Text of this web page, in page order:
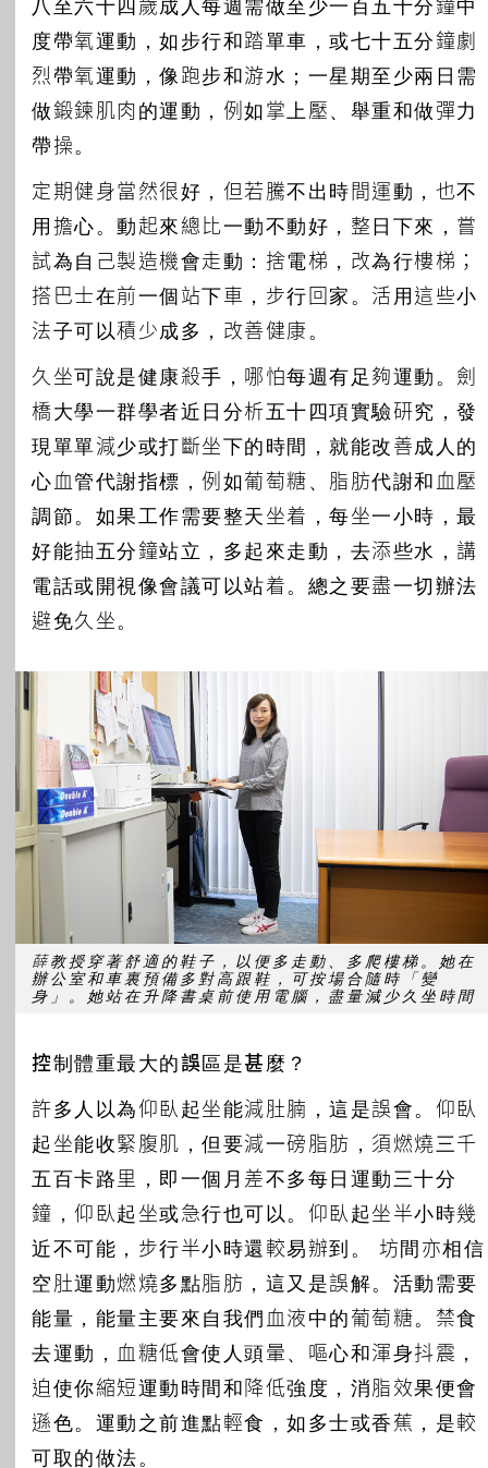
八至六十四歲成人每週需做至少一百五十分鐘中
度帶氧運動，如步行和踏單車，或七十五分鐘劇
烈帶氧運動，像跑步和游水；一星期至少兩日需
做鍛鍊肌肉的運動，例如掌上壓、舉重和做彈力
帶操。
定期健身當然很好，但若騰不出時間運動，也不
用擔心。動起來總比一動不動好，整日下來，嘗
試為自己製造機會走動：捨電梯，改為行樓梯；
搭巴士在前一個站下車，步行回家。活用這些小
法子可以積少成多，改善健康。
久坐可說是健康殺手，哪怕每週有足夠運動。劍
橋大學一群學者近日分析五十四項實驗研究，發
現單單減少或打斷坐下的時間，就能改善成人的
心血管代謝指標，例如葡萄糖、脂肪代謝和血壓
調節。如果工作需要整天坐着，每坐一小時，最
好能抽五分鐘站立，多起來走動，去添些水，講
電話或開視像會議可以站着。總之要盡一切辦法
避免久坐。
薛教授穿著舒適的鞋子，以便多走動、多爬樓梯。她在
辦公室和車裏預備多對高跟鞋，可按場合隨時「變
身」。她站在升降書桌前使用電腦，盡量減少久坐時間
控制體重最大的誤區是甚麼？
許多人以為仰臥起坐能減肚腩，這是誤會。仰臥
起坐能收緊腹肌，但要減一磅脂肪，須燃燒三千
五百卡路里，即一個月差不多每日運動三十分
鐘，仰臥起坐或急行也可以。仰臥起坐半小時幾
近不可能，步行半小時還較易辦到。 坊間亦相信
空肚運動燃燒多點脂肪，這又是誤解。活動需要
能量，能量主要來自我們血液中的葡萄糖。禁食
去運動，血糖低會使人頭暈、嘔心和渾身抖震，
迫使你縮短運動時間和降低強度，消脂效果便會
遜色。運動之前進點輕食，如多士或香蕉，是較
可取的做法。